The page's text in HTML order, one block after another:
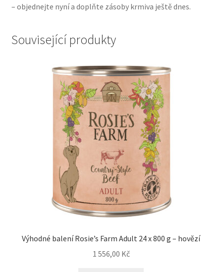
– objednejte nyní a doplňte zásoby krmiva ještě dnes.
Související produkty
Výhodné balení Rosie’s Farm Adult 24 x 800 g – hovězí
1 556,00 Kč